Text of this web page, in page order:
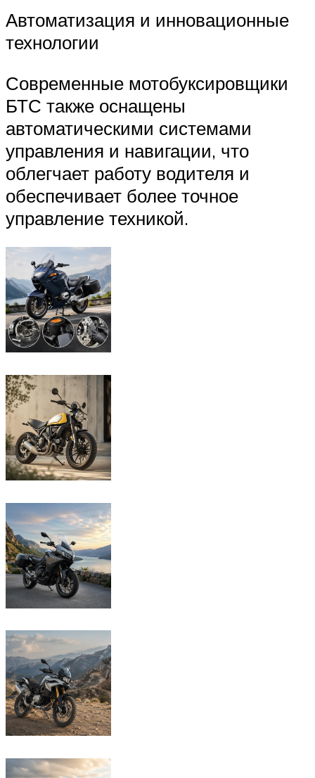
Автоматизация и инновационные
технологии
Современные мотобуксировщики
БТС также оснащены
автоматическими системами
управления и навигации, что
облегчает работу водителя и
обеспечивает более точное
управление техникой.